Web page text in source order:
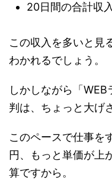
20日間の合計収
この収入を多いと見
わかれるでしょう。
しかしながら「
判は、ちょっと大げ
このペースで仕事を
円、もっと単価が上
算ですから。